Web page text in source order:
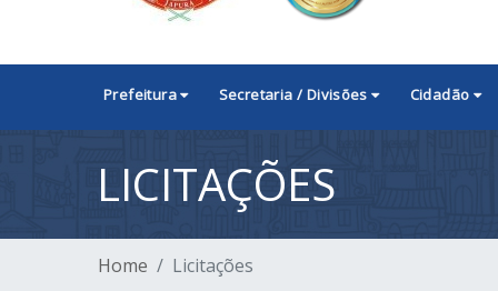
Prefeitura Secretaria / Divisões Cidadão
LICITAÇÕES
Home Licitações